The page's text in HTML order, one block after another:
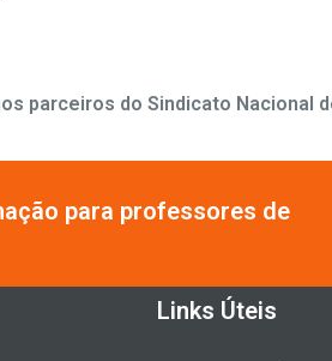
parceiros do Sindicato Nacional
para professores de
Links Úteis